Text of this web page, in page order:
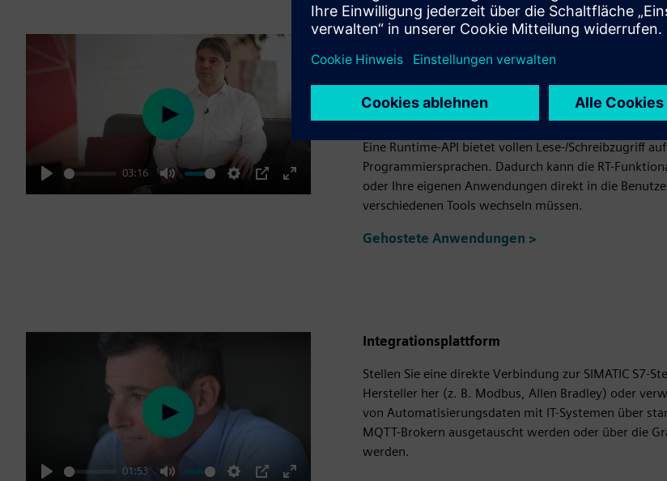
Play
03:16
Mute Settings
PIP
Enter
Play
Entwickeln Sie einfach, schnell und präzise
entsprechen. Für maximale Flexibilität bietet das TIA
Aufwand durch automatische Generierung deutlich zu
Eine Runtime-API bietet vollen Lese-/Schreibzugriff
Programmiersprachen. Dadurch kann die RT-
oder Ihre eigenen Anwendungen direkt in die
verschiedenen Tools wechseln müssen.
Gehostete Anwendungen >
01:53
Play
Integrationsplattform
Stellen Sie eine direkte Verbindung zur SIMATIC S7-
Hersteller her (z. B. Modbus, Allen Bradley) oder
von Automatisierungsdaten mit IT-Systemen über
MQTT-Brokern ausgetauscht werden oder über die
werden.